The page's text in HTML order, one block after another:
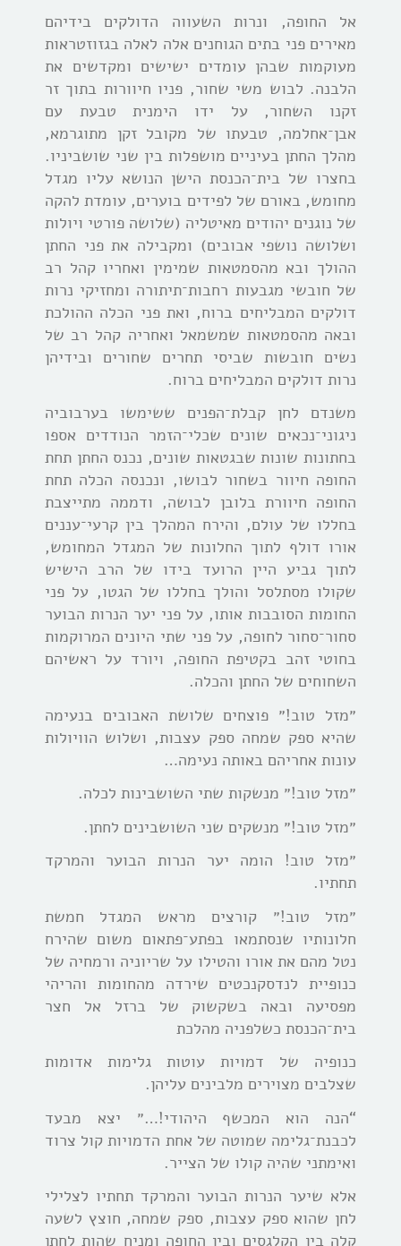
אל החופה, ונרות השעווה הדולקים בידיהם
מאירים פני בתים הגוחנים אלה לאלה בגזוזטראות
מעוקמות שבהן עומדים ישישים ומקדשים את
הלבנה. לבוש משי שחור, פניו חיוורות בתוך זר
זקנו השחור, על ידו הימנית טבעת עם
אבן־אחלמה, טבעתו של מקובל זקן מתוגרמא,
מהלך החתן בעיניים מושפלות בין שני שושביניו.
בחצרו של בית־הכנסת הישן הנושא עליו מגדל
מחומש, באורם של לפידים בוערים, עומדת להקה
של נוגנים יהודים מאיטליה (שלושה פורטי ויולות
ושלושה נושפי אבובים) ומקבילה את פני החתן
ההולך ובא מהסמטאות שמימין ואחריו קהל רב
של חובשי מגבעות רחבות־תיתורה ומחזיקי נרות
דולקים המבליחים ברוח, ואת פני הכלה ההולכת
ובאה מהסמטאות שמשמאל ואחריה קהל רב של
נשים חובשות שביסי תחרים שחורים ובידיהן
נרות דולקים המבליחים ברוח.
משנדם לחן קבלת־הפנים ששימשו בערבוביה
ניגוני־נכאים שונים שכלי־הזמר הנודדים אספו
בחתונות שונות שבגטאות שונים, נכנס החתן תחת
החופה חיוור בשחור לבושו, ונכנסה הכלה תחת
החופה חיוורת בלובן לבושה, ודממה מתייצבת
בחללו של עולם, והירח המהלך בין קרעי־עננים
אורו דולף לתוך החלונות של המגדל המחומש,
לתוך גביע היין הרועד בידו של הרב הישיש
שקולו מסתלסל והולך בחללו של הגטו, על פני
החומות הסובבות אותו, על פני יער הנרות הבוער
סחור־סחור לחופה, על פני שתי היונים המרוקמות
בחוטי זהב בקטיפת החופה, ויורד על ראשיהם
השחוחים של החתן והכלה.
״מזל טוב!״ פוצחים שלושת האבובים בנעימה
שהיא ספק שמחה ספק עצבות, ושלוש הוויולות
עונות אחריהם באותה נעימה…
״מזל טוב!״ מנשקות שתי השושבינות לכלה.
״מזל טוב!״ מנשקים שני השושבינים לחתן.
״מזל טוב! הומה יער הנרות הבוער והמרקד
תחתיו.
״מזל טוב!״ קורצים מראש המגדל חמשת
חלונותיו שנסתמאו בפתע־פתאום משום שהירח
נטל מהם את אורו והטילו על שריוניה ורמחיה של
כנופיית לנדסקנכטים שירדה מהחומות והריהי
מפסיעה ובאה בשקשוק של ברזל אל חצר
בית־הכנסת כשלפניה מהלכת
כנופיה של דמויות עוטות גלימות אדומות
שצלבים מצוירים מלבינים עליהן.
“הנה הוא המכשף היהודי!…״ יצא מבעד
לכבנת־גלימה שמוטה של אחת הדמויות קול צרוד
ואימתני שהיה קולו של הצייר.
אלא שיער הנרות הבוער והמרקד תחתיו לצלילי
לחן שהוא ספק עצבות, ספק שמחה, חוצץ לשעה
קלה בין הקלגסים ובין החופה ומניח שהות לחתן